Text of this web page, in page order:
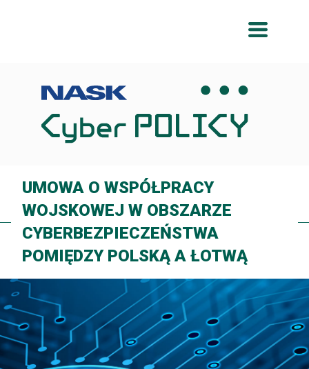
UMOWA O WSPÓŁPRACY
WOJSKOWEJ W OBSZARZE
CYBERBEZPIECZEŃSTWA
POMIĘDZY POLSKĄ A ŁOTWĄ